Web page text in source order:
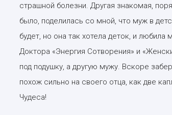
страшной болезни. Другая знакомая,
было, поделилась со мной, что муж в
будет, но она так хотела деток, и
Доктора «Энергия Сотворения» и
под подушку, а другую мужу. Вскоре
похож сильно на своего отца, как две
Чудеса!